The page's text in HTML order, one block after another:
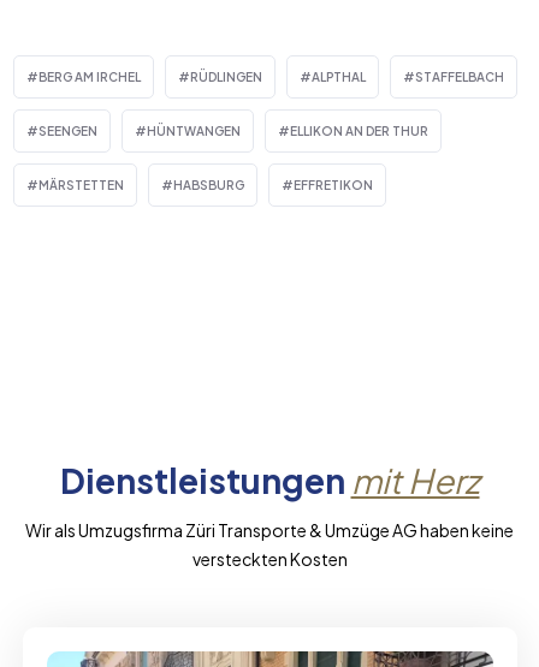
BERG AM IRCHEL RÜDLINGEN ALPTHAL STAFFELBACH
SEENGEN HÜNTWANGEN ELLIKON AN DER THUR
MÄRSTETTEN HABSBURG EFFRETIKON
Dienstleistungen mit Herz
Wir als Umzugsfirma Züri Transporte & Umzüge AG haben keine
versteckten Kosten